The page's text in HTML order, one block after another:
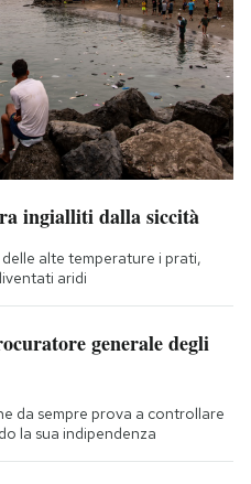
ingialliti dalla siccità
alte temperature i prati,
aridi
generale degli
da sempre prova a controllare
la sua indipendenza